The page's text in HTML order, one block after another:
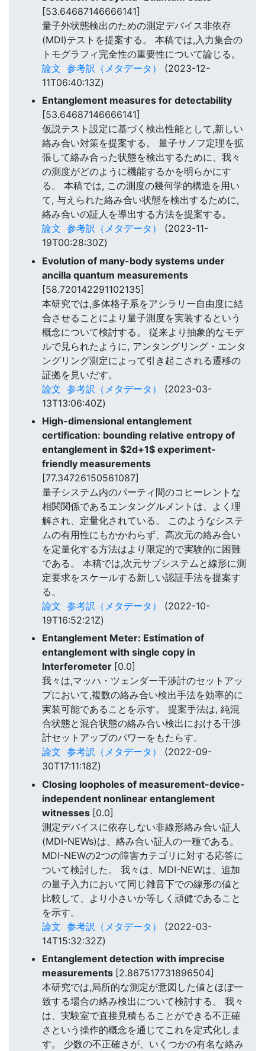
[53.64687146666141]
量子外状態検出のための測定デバイス非依存
(MDI)テストを提案する。 本稿では,入力集合の
トモグラフィ完全性の重要性について論じる。
論文 参考訳（メタデータ）
(2023-12-
11T06:40:13Z)
Entanglement measures for detectability
[53.64687146666141]
仮説テスト設定に基づく検出性能として,新しい
絡み合い対策を提案する。 量子サノフ定理を拡
張して絡み合った状態を検出するために、我々
の測度がどのように機能するかを明らかにす
る。 本稿では, この測度の幾何学的構造を用い
て, 与えられた絡み合い状態を検出するために,
絡み合いの証人を導出する方法を提案する。
論文 参考訳（メタデータ）
(2023-11-
19T00:28:30Z)
Evolution of many-body systems under
ancilla quantum measurements
[58.720142291102135]
本研究では,多体格子系をアシラリー自由度に結
合させることにより量子測度を実装するという
概念について検討する。 従来より抽象的なモデ
ルで見られたように, アンタングリング・エンタ
ングリング測定によって引き起こされる遷移の
証拠を見いだす。
論文 参考訳（メタデータ）
(2023-03-
13T13:06:40Z)
High-dimensional entanglement
certification: bounding relative entropy of
entanglement in $2d+1$ experiment-
friendly measurements
[77.34726150561087]
量子システム内のパーティ間のコヒーレントな
相関関係であるエンタングルメントは、よく理
解され、定量化されている。 このようなシステ
ムの有用性にもかかわらず、高次元の絡み合い
を定量化する方法はより限定的で実験的に困難
である。 本稿では,次元サブシステムと線形に測
定要求をスケールする新しい認証手法を提案す
る。
論文 参考訳（メタデータ）
(2022-10-
19T16:52:21Z)
Entanglement Meter: Estimation of
entanglement with single copy in
Interferometer [0.0]
我々は,マッハ・ツェンダー干渉計のセットアッ
プにおいて,複数の絡み合い検出手法を効率的に
実装可能であることを示す。 提案手法は, 純混
合状態と混合状態の絡み合い検出における干渉
計セットアップのパワーをもたらす。
論文 参考訳（メタデータ）
(2022-09-
30T17:11:18Z)
Closing loopholes of measurement-device-
independent nonlinear entanglement
witnesses [0.0]
測定デバイスに依存しない非線形絡み合い証人
(MDI-NEWs)は、絡み合い証人の一種である。
MDI-NEWの2つの障害カテゴリに対する応答に
ついて検討した。 我々は、MDI-NEWは、追加
の量子入力において同じ雑音下での線形の値と
比較して、より小さいか等しく頑健であること
を示す。
論文 参考訳（メタデータ）
(2022-03-
14T15:32:32Z)
Entanglement detection with imprecise
measurements [2.867517731896504]
本研究では,局所的な測定が意図した値とほぼ一
致する場合の絡み検出について検討する。 我々
は、実験室で直接見積もることができる不正確
さという操作的概念を通じてこれを定式化しま
す。 少数の不正確さが、いくつかの有名な絡み